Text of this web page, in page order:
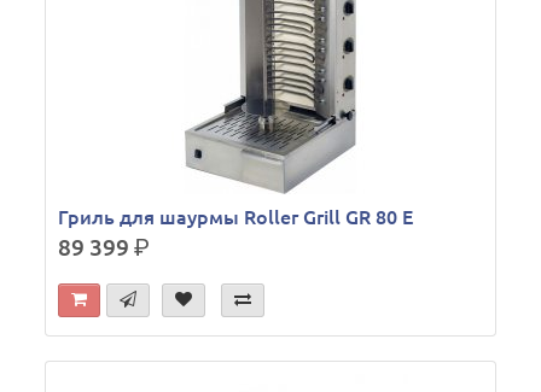
Гриль для шаурмы Roller Grill GR 80 Е
89 399р.